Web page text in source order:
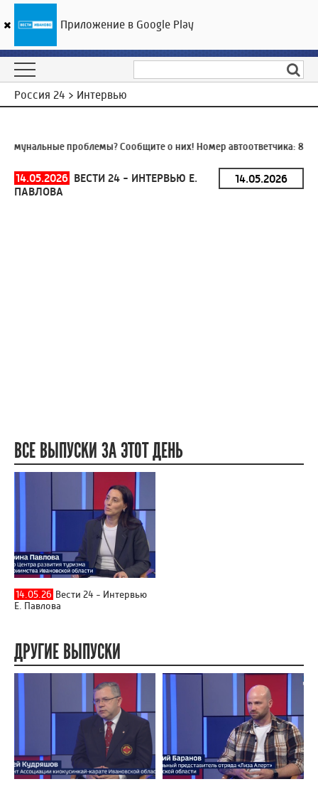
ГТРК «Ивтелерадио»
Россия 24 > Интервью
проблемы? Сообщите о них! Номер автоответчика:8
14.05.2026 ВЕСТИ 24 - ИНТЕРВЬЮ Е.
ПАВЛОВА
ВСЕ ВЫПУСКИ ЗА ЭТОТ ДЕНЬ
14.05.26 Вести 24 - Интервью
Е. Павлова
ДРУГИЕ ВЫПУСКИ
Приложение в Google Play